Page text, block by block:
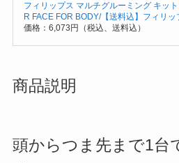
フィリップス マルチグルーミング キッ
R FACE FOR BODY/【送料込】フィリ
価格：6,073円（税込、送料込）
商品説明
頭からつま先まで1台